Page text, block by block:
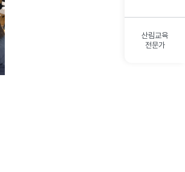
산림교육
전문가